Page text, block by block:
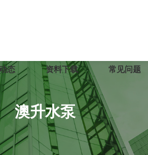
态 资料下载 常见问题
澳升水泵